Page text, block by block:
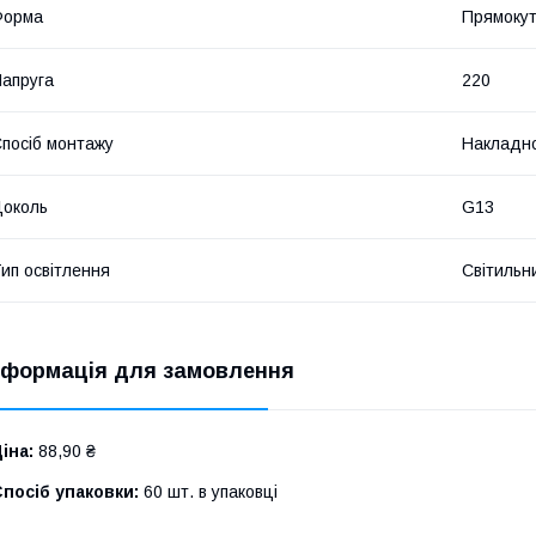
220
монтажу
G13
освітлення
для замовлення
88,90 ₴
упаковки: 60 шт. в упаковці